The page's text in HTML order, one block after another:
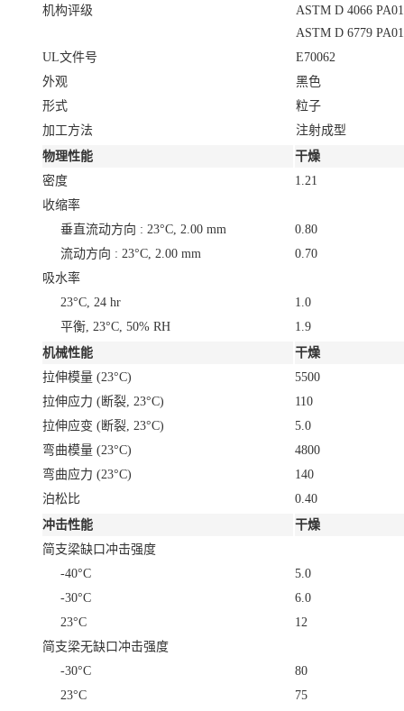
机构评级
ASTM D 4066
ASTM D 6779
UL文件号
E70062
外观
黑色
形式
粒子
加工方法
注射成型
物理性能
干燥
密度
1.21
收缩率
垂直流动方向 : 23°C, 2.00 mm
0.80
流动方向 : 23°C, 2.00 mm
0.70
吸水率
23°C, 24 hr
1.0
平衡, 23°C, 50% RH
1.9
机械性能
干燥
拉伸模量 (23°C)
5500
拉伸应力 (断裂, 23°C)
110
拉伸应变 (断裂, 23°C)
5.0
弯曲模量 (23°C)
4800
弯曲应力 (23°C)
140
泊松比
0.40
冲击性能
干燥
简支梁缺口冲击强度
-40°C
5.0
-30°C
6.0
23°C
12
简支梁无缺口冲击强度
-30°C
80
23°C
75